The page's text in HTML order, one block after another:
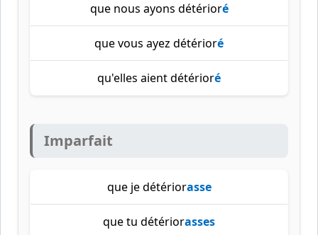
que nous ayons détérioré
que vous ayez détérioré
qu'elles aient détérioré
Imparfait
que je détériorasse
que tu détériorasses